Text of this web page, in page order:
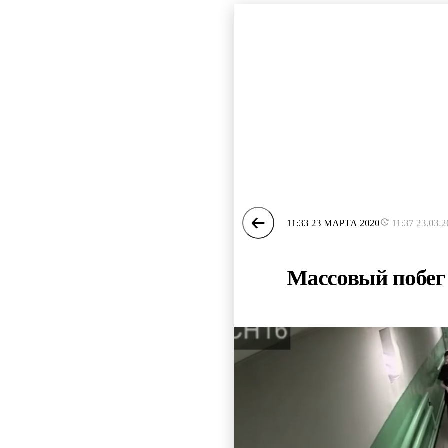
11:33 23 МАРТА 2020 11:37
Массовый